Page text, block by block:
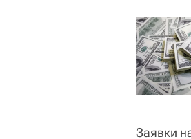
Заявки